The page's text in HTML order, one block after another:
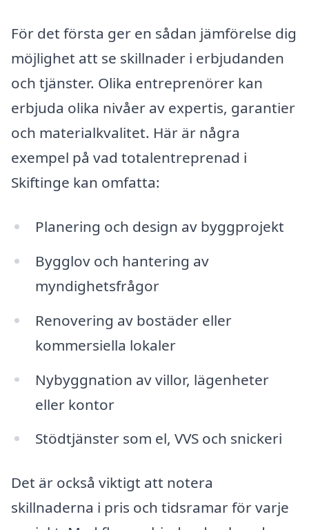
För det första ger en sådan jämförelse dig
möjlighet att se skillnader i erbjudanden
och tjänster. Olika entreprenörer kan
erbjuda olika nivåer av expertis, garantier
och materialkvalitet. Här är några
exempel på vad totalentreprenad i
Skiftinge kan omfatta:
Planering och design av byggprojekt
Bygglov och hantering av
myndighetsfrågor
Renovering av bostäder eller
kommersiella lokaler
Nybyggnation av villor, lägenheter
eller kontor
Stödtjänster som el, VVS och snickeri
Det är också viktigt att notera
skillnaderna i pris och tidsramar för varje